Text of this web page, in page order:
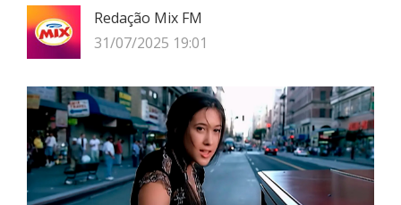
Redação Mix FM
31/07/2025 19:01